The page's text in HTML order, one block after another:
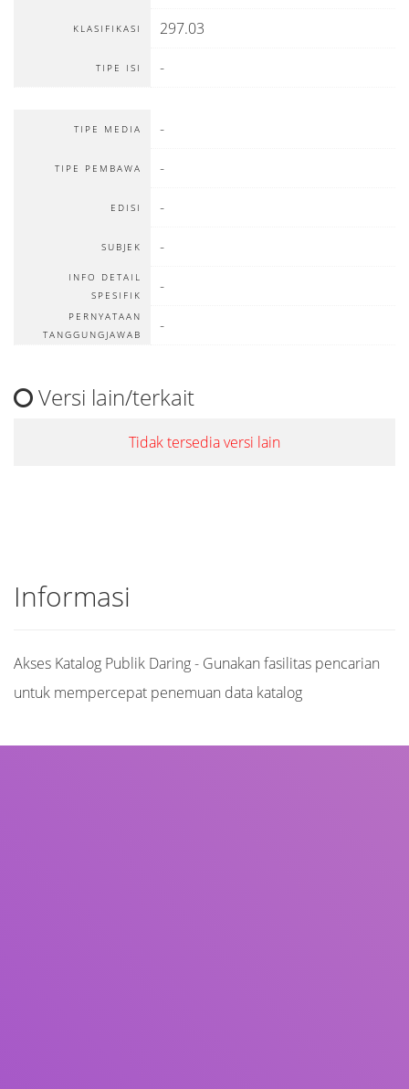
KLASIFIKASI 297.03
TIPE ISI -
TIPE MEDIA -
TIPE PEMBAWA -
EDISI -
SUBJEK -
INFO DETAIL
SPESIFIK
-
PERNYATAAN
TANGGUNGJAWAB
-
Versi lain/terkait
Tidak tersedia versi lain
Informasi
Akses Katalog Publik Daring - Gunakan fasilitas pencarian
untuk mempercepat penemuan data katalog